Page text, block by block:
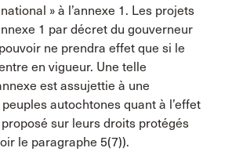
» à l’annexe 1. Les projets
1 par décret du gouverneur
ne prendra effet que si le
en vigueur. Une telle
est assujettie à une
autochtones quant à l’effet
sur leurs droits protégés
le paragraphe 5(7)).